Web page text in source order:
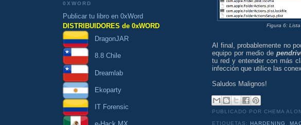
0XWORD
Publicar tu libro en 0xWord
DISTRIBUIDORES de 0xWORD
DragonJAR
8.8 Chile
Dreamlab
Ekoparty
IT Forensic
Figura 6:
Al final, probablemente no
equipo por medio de
tu red y entender con más
infección que utilice las
Saludos Malignos!
PUBLICADO POR CHEMA
ETIQUETAS: HARDENING ,